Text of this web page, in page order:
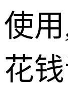
使
花